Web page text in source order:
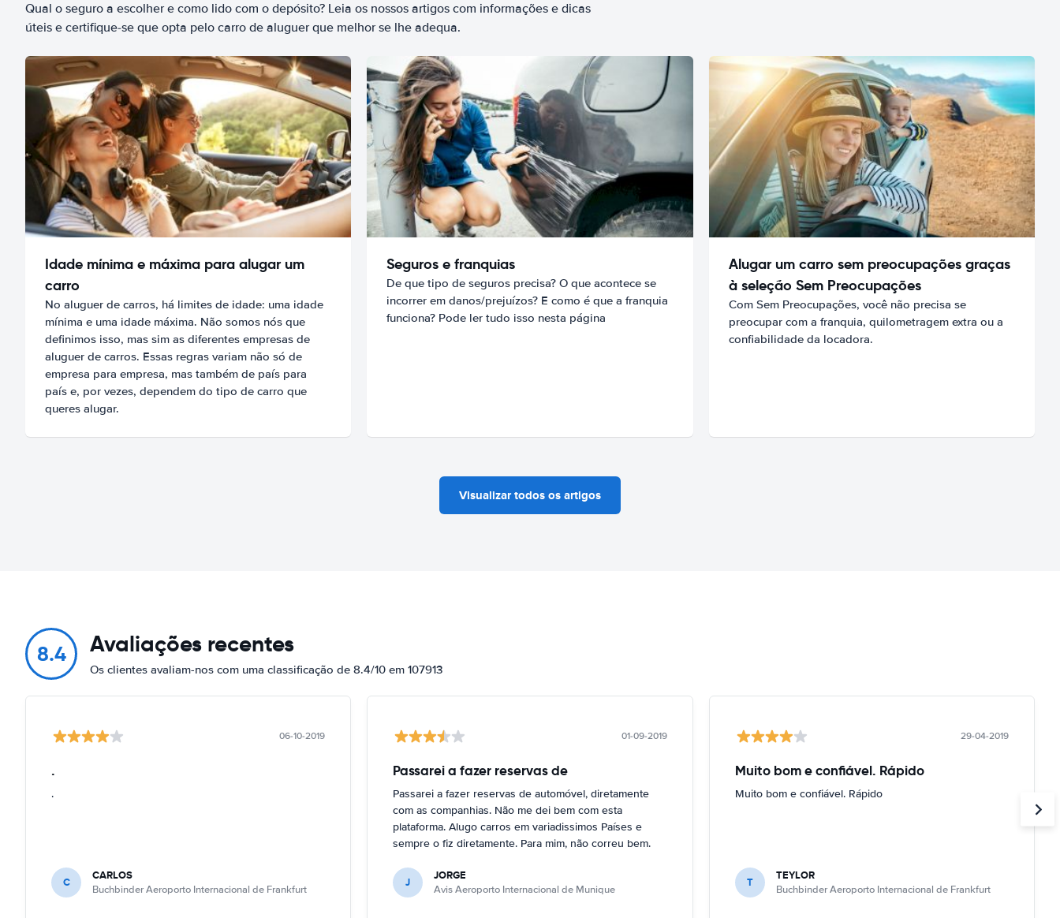
Qual o seguro a escolher e como lido com o depósito? Leia os nossos artigos com informações e dicas
úteis e certifique-se que opta pelo carro de aluguer que melhor se lhe adequa.
Idade mínima e máxima para alugar um
carro
No aluguer de carros, há limites de idade: uma idade
mínima e uma idade máxima. Não somos nós que
definimos isso, mas sim as diferentes empresas de
aluguer de carros. Essas regras variam não só de
empresa para empresa, mas também de país para
país e, por vezes, dependem do tipo de carro que
queres alugar.
Seguros e franquias
De que tipo de seguros precisa? O que acontece se
incorrer em danos/prejuízos? E como é que a franquia
funciona? Pode ler tudo isso nesta página
Alugar um carro sem preocupações graças
à seleção Sem Preocupações
Com Sem Preocupações, você não precisa se
preocupar com a franquia, quilometragem extra ou a
confiabilidade da locadora.
Visualizar todos os artigos
8.4 Avaliações recentes
Os clientes avaliam-nos com uma classificação de 8.4/10 em 107913
06-10-2019
.
.
C CARLOS
Buchbinder Aeroporto Internacional de Frankfurt
01-09-2019
Passarei a fazer reservas de
Passarei a fazer reservas de automóvel, diretamente
com as companhias. Não me dei bem com esta
plataforma. Alugo carros em variadissimos Países e
sempre o fiz diretamente. Para mim, não correu bem.
J JORGE
Avis Aeroporto Internacional de Munique
29-04-2019
Muito bom e confiável. Rápido
Muito bom e confiável. Rápido
T TEYLOR
Buchbinder Aeroporto Internacional de Frankfurt